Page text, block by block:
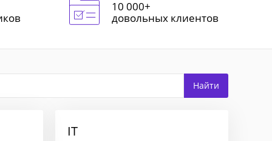
10 000+
довольных клиентов
IT